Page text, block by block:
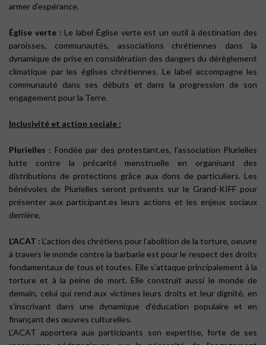
armer d’espérance.
Église verte : Le label Église verte est un outil à destination des
paroisses, communautés, associations chrétiennes dans la
dynamique de prise en considération des dangers du dérèglement
climatique par les églises chrétiennes. Le label accompagne les
communauté dans ses débuts et dans la progression de son
engagement pour la Terre.
Inclusivité et action sociale :
Plurielles : Fondée par des protestant.es, l’association Plurielles
lutte contre la précarité menstruelle en organisant des
distributions de protections grâce aux dons de particuliers. Les
bénévoles de Plurielles seront présents sur le Grand-KIFF pour
présenter aux participant.es leurs actions et les enjeux sociaux
derrière.
L’ACAT : L’action des chrétiens pour l’abolition de la torture, oeuvre
à travers le monde contre la barbarie est pour le respect des droits
fondamentaux de tous et toutes. Elle s’attaque principalement à la
torture et à la peine de mort. Elle construit aussi le monde de
demain, celui qui rend aux victimes leurs droits et leur dignité, en
s’inscrivant dans une dynamique d’éducation populaire et en
finançant des œuvres culturelles.
L’ACAT apportera aux participants son expertise, forte de ses